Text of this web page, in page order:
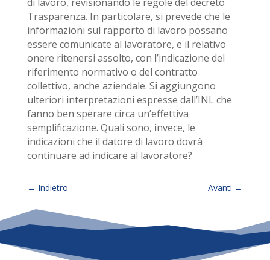
Trasparenza. In particolare, si prevede che le
informazioni sul rapporto di lavoro possano
essere comunicate al lavoratore, e il relativo
onere ritenersi assolto, con l’indicazione del
riferimento normativo o del contratto
collettivo, anche aziendale. Si aggiungono
ulteriori interpretazioni espresse dall’INL che
fanno ben sperare circa un’effettiva
semplificazione. Quali sono, invece, le
indicazioni che il datore di lavoro dovrà
continuare ad indicare al lavoratore?
← Indietro Avanti →